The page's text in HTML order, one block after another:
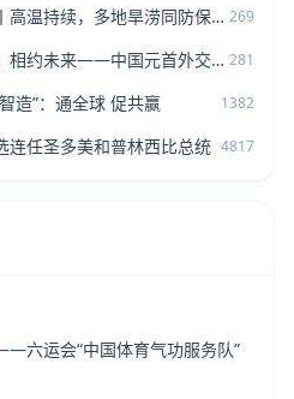
高温持续，多地旱涝同防保民 269
相约未来——中国元首外交的 281
造”：通全球 促共赢 1382
连任圣多美和普林西比总统 4817